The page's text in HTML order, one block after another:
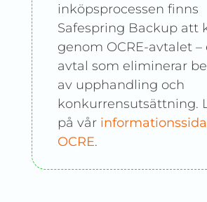
inköpsprocessen finns
Safespring Backup att
genom OCRE-avtalet –
avtal som eliminerar
av upphandling och
konkurrensutsättning.
på vår
OCRE.